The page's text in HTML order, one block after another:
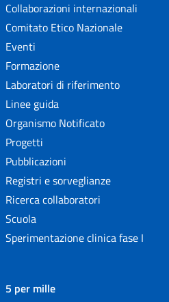
Collaborazioni internazionali
Comitato Etico Nazionale
Eventi
Formazione
Laboratori di riferimento
Linee guida
Organismo Notificato
Progetti
Pubblicazioni
Registri e sorveglianze
Ricerca collaboratori
Scuola
Sperimentazione clinica fase I
5 per mille